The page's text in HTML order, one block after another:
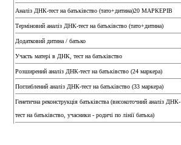
Аналіз ДНК-тест на батьківство (тато+дитина)20 МАРКЕРІВ
Терміновий аналіз ДНК-тест на батьківство (тато+дитина)
Додатковий дитина / батько
Участь матері в ДНК, тест на батьківство
Розширений аналіз ДНК-тест на батьківство (24 маркера)
Поглиблений аналіз ДНК-тест на батьківство (33 маркера)
Генетична реконструкція батьківства (високоточний аналіз ДНК-
тест на батьківство, учасники - родичі по лінії батька)